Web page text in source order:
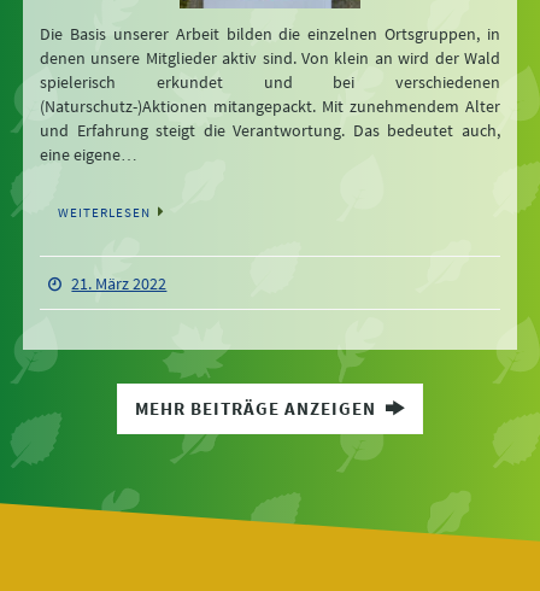
Die Basis unserer Arbeit bilden die einzelnen Ortsgruppen, in
denen unsere Mitglieder aktiv sind. Von klein an wird der Wald
spielerisch erkundet und bei verschiedenen
(Naturschutz-)Aktionen mitangepackt. Mit zunehmendem Alter
und Erfahrung steigt die Verantwortung. Das bedeutet auch,
eine eigene…
WEITERLESEN
21. März 2022
MEHR BEITRÄGE ANZEIGEN